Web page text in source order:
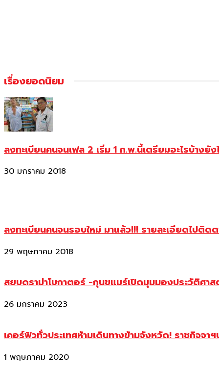
เรื่องยอดนิยม
ลงทะเบียนคนจนเฟส 2 เริ่ม 1 ก.พ.นี้เตรียมอะไรบ้างยัง
30 มกราคม 2018
ลงทะเบียนคนจนรอบใหม่ มาแล้ว!!! รายละเอียดไปติด
29 พฤษภาคม 2018
สยบดราม่าโบกาตอร์ -กุนขแมร์เปิดมุมมองประวัติศา
26 มกราคม 2023
เคอร์ฟิวทั่วประเทศห้ามเดินทางข้ามจังหวัด! ราชกิจจา
1 พฤษภาคม 2020